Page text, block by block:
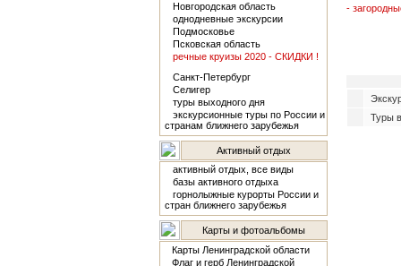
Новгородская область
однодневные экскурсии
Подмосковье
Псковская область
речные круизы 2020 - СКИДКИ !
Санкт-Петербург
Селигер
туры выходного дня
экскурсионные туры по России и
странам ближнего зарубежья
Активный отдых
активный отдых, все виды
базы активного отдыха
горнолыжные курорты России и
стран ближнего зарубежья
Карты и фотоальбомы
Карты Ленинградской области
Флаг и герб Ленинградской
-
Туры